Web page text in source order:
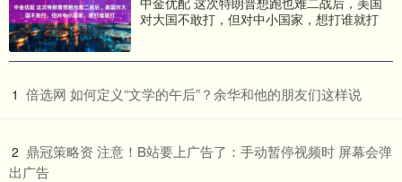
对大国不敢打，但对中小国家，想打谁就打
1 ​倍选网 如何定义“文学的午后”？余华和他的朋友们这样说
2 ​鼎冠策略资 注意！B站要上广告了：手动暂停视频时 屏幕会弹
出广告